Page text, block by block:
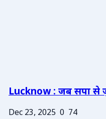
Lucknow : जब सपा से
Dec 23, 2025 0 74